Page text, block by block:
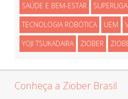
SAÚDE E BEM-ESTAR SUPERLIGA
TECNOLOGIA ROBÓTICA UEM
YOJI TSUKADAIRA ZIOBER
Conheça a Ziober Brasil